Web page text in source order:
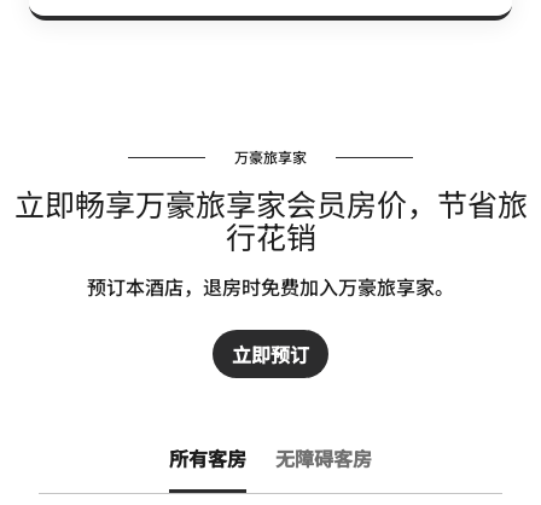
万豪旅享家
立即畅享万豪旅享家会员房价，节省旅
行花销
预订本酒店，退房时免费加入万豪旅享家。
立即预订
所有客房 无障碍客房